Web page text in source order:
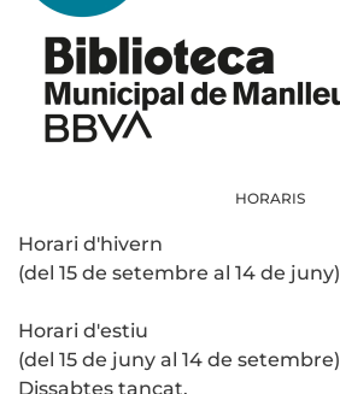
HORARIS
Horari d'hivern
(del 15 de setembre al 14 de juny)
Horari d'estiu
(del 15 de juny al 14 de setembre)
Dissabtes tancat.